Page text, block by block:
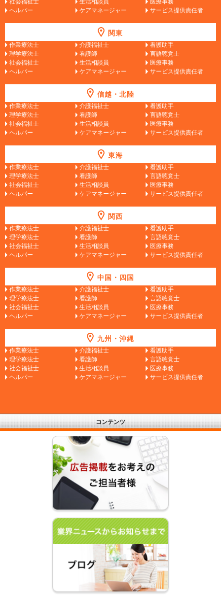
ヘルパー
ケアマネージャー サービス提供責任者
関東
作業療法士 介護福祉士
看護助手
理学療法士
看護師
言語聴覚士
社会福祉士
生活相談員
医療事務
ヘルパー
ケアマネージャー サービス提供責任者
信越・北陸
作業療法士 介護福祉士
看護助手
理学療法士
看護師
言語聴覚士
社会福祉士
生活相談員
医療事務
ヘルパー
ケアマネージャー サービス提供責任者
東海
作業療法士 介護福祉士
看護助手
理学療法士
看護師
言語聴覚士
社会福祉士
生活相談員
医療事務
ヘルパー
ケアマネージャー サービス提供責任者
関西
作業療法士 介護福祉士
看護助手
理学療法士
看護師
言語聴覚士
社会福祉士
生活相談員
医療事務
ヘルパー
ケアマネージャー サービス提供責任者
中国・四国
作業療法士 介護福祉士
看護助手
理学療法士
看護師
言語聴覚士
社会福祉士
生活相談員
医療事務
ヘルパー
ケアマネージャー サービス提供責任者
九州・沖縄
作業療法士 介護福祉士
看護助手
理学療法士
看護師
言語聴覚士
社会福祉士
生活相談員
医療事務
ヘルパー
ケアマネージャー サービス提供責任者
コンテンツ